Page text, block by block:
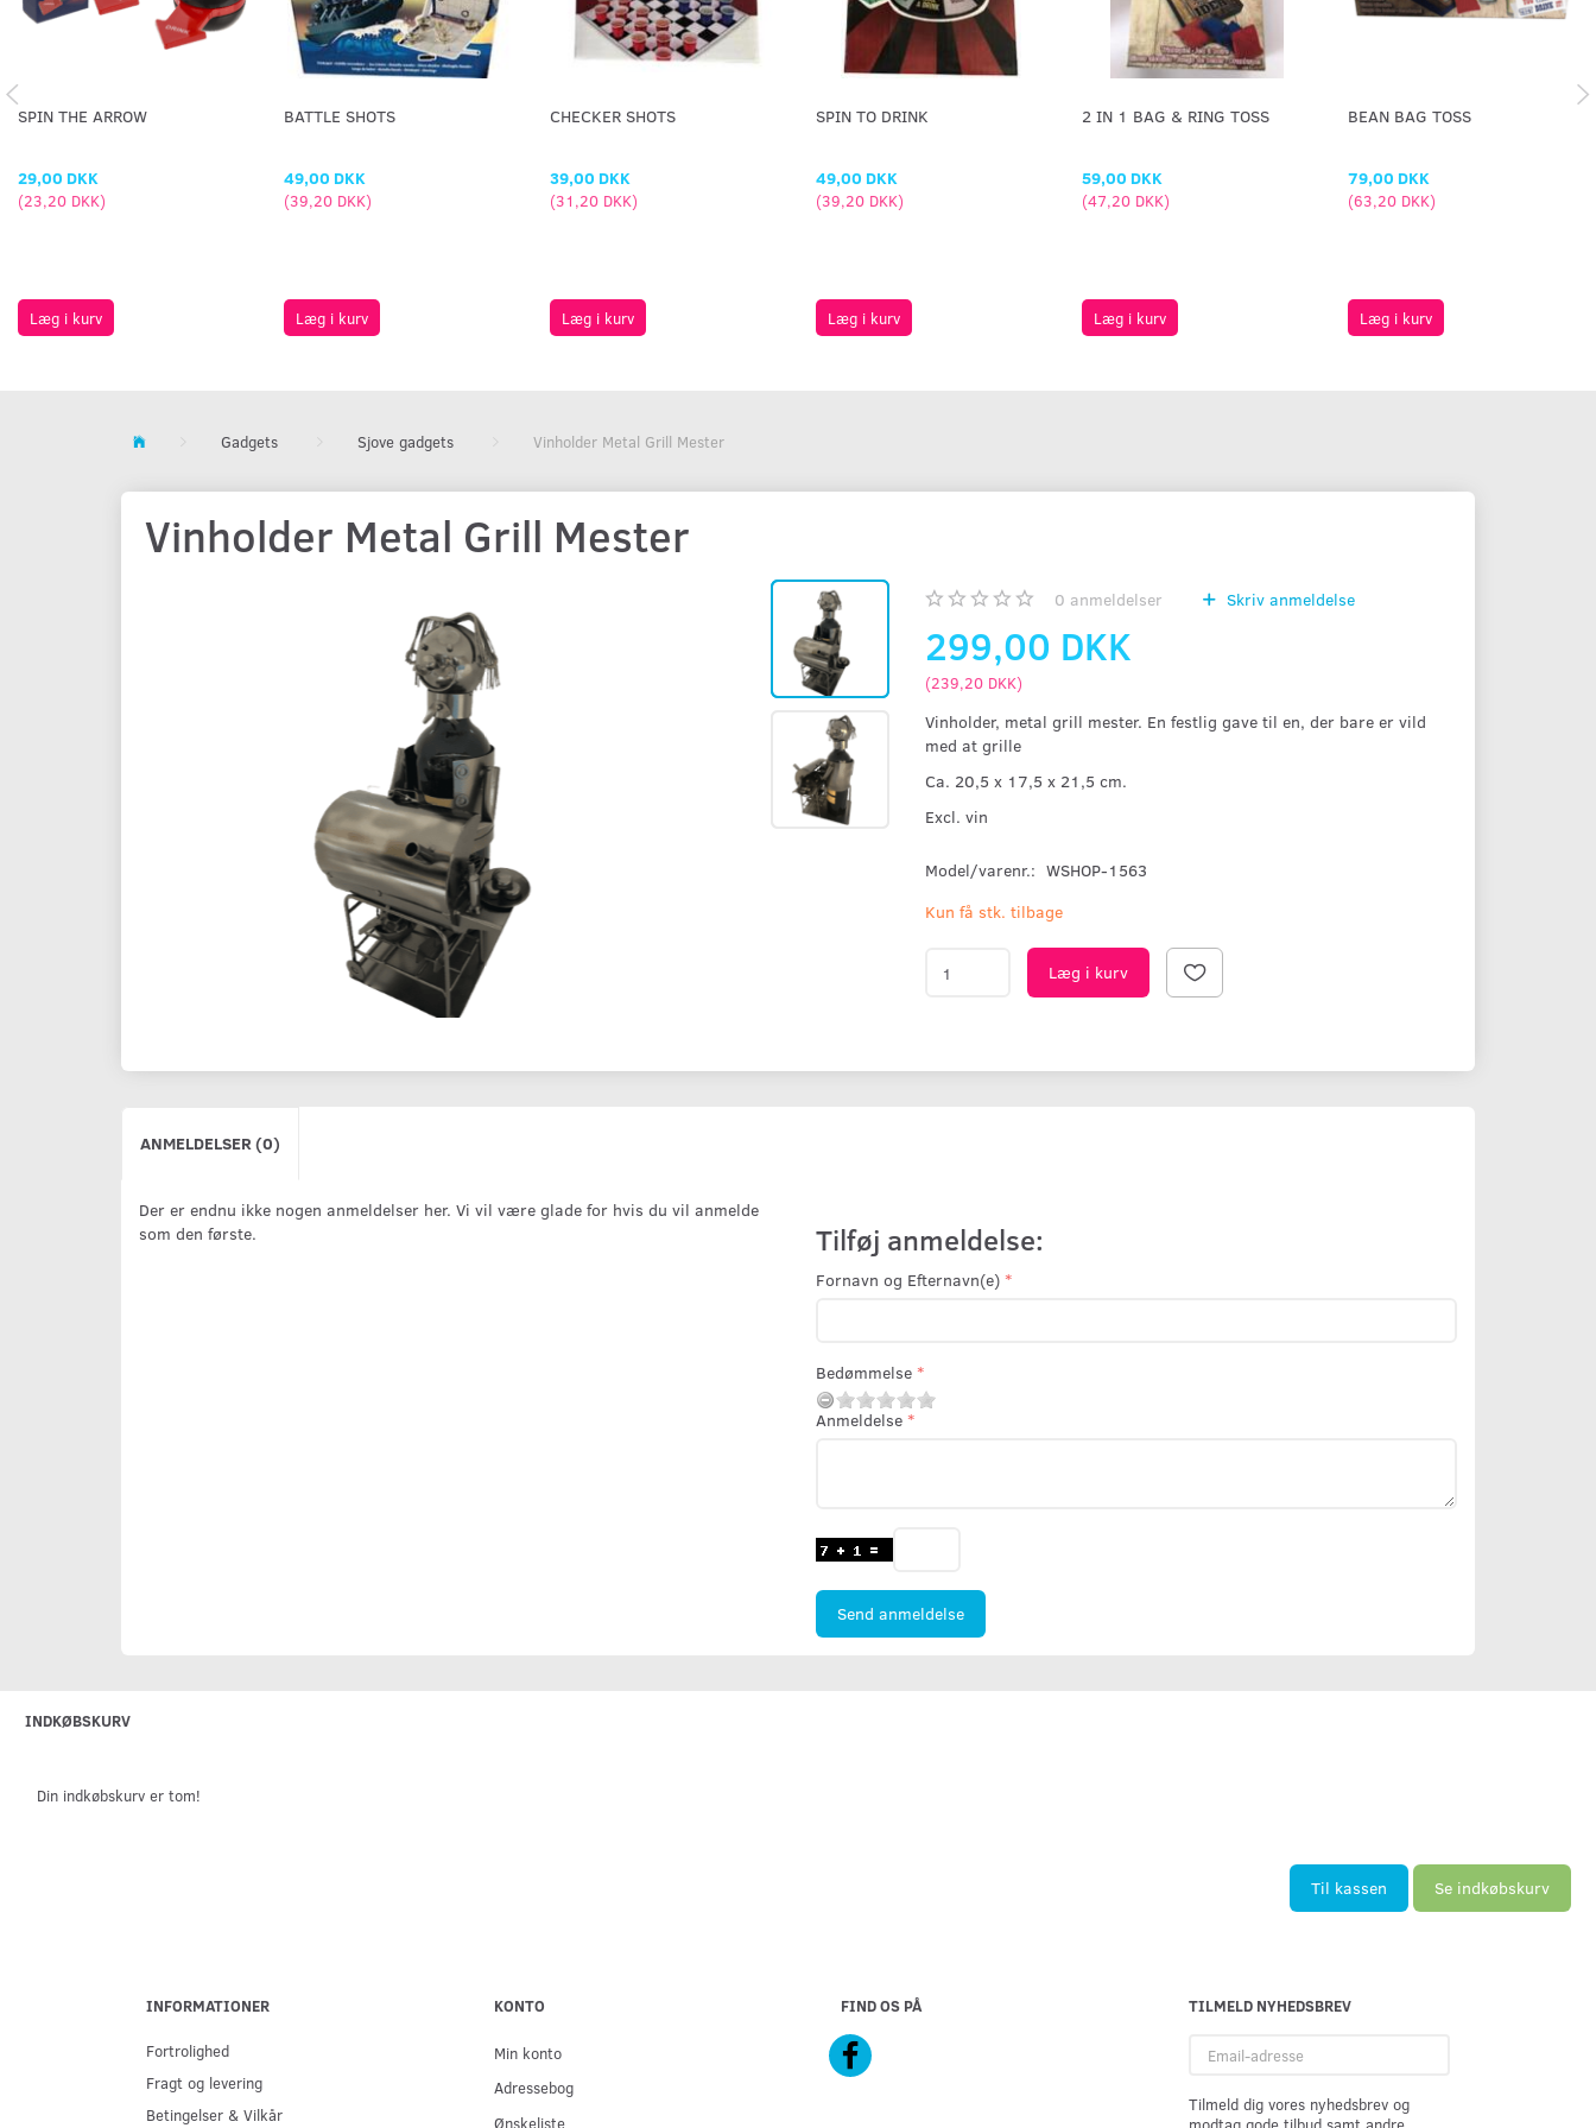
SPIN THE ARROW
29,00 DKK
(23,20 DKK)
Læg i kurv
BATTLE SHOTS
49,00 DKK
(39,20 DKK)
Læg i kurv
CHECKER SHOTS
39,00 DKK
(31,20 DKK)
Læg i kurv
SPIN TO DRINK
49,00 DKK
(39,20 DKK)
Læg i kurv
2 IN 1 BAG & RING TOSS
59,00 DKK
(47,20 DKK)
Læg i kurv
BEAN BAG TOSS
79,00 DKK
(63,20 DKK)
Læg i kurv
Gadgets Sjove gadgets Vinholder Metal Grill Mester
Vinholder Metal Grill Mester
0 anmeldelser Skriv anmeldelse
299,00 DKK
(239,20 DKK)
Vinholder, metal grill mester. En festlig gave til en, der bare er vild
med at grille
Ca. 20,5 x 17,5 x 21,5 cm.
Excl. vin
Model/varenr.: WSHOP-1563
Kun få stk. tilbage
Læg i kurv
ANMELDELSER (0)
Der er endnu ikke nogen anmeldelser her. Vi vil være glade for hvis du vil anmelde
som den første.
Tilføj anmeldelse:
Fornavn og Efternavn(e)
Bedømmelse
Anmeldelse
Send anmeldelse
INDKØBSKURV
Din indkøbskurv er tom!
Til kassen Se indkøbskurv
INFORMATIONER
Fortrolighed
Fragt og levering
Betingelser & Vilkår
KONTO
Min konto
Adressebog
Ønskeliste
FIND OS PÅ
TILMELD NYHEDSBREV
adresse
Tilmeld dig vores nyhedsbrev og
modtag gode tilbud samt andre